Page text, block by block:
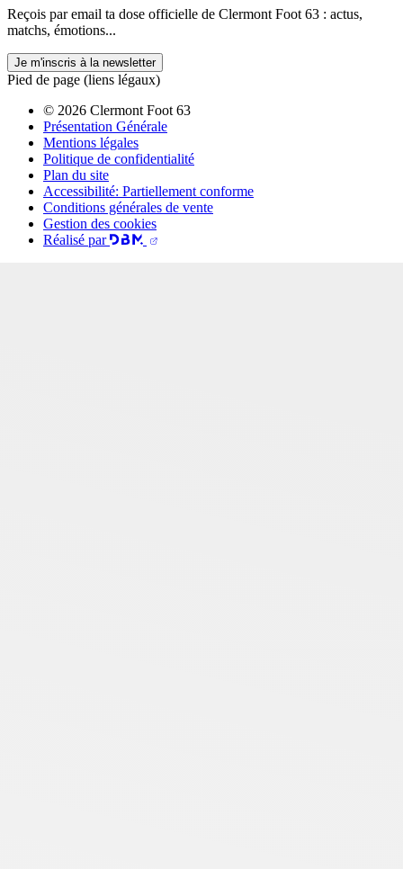
Reçois par email ta dose officielle de Clermont Foot 63 : actus,
matchs, émotions...
Je m'inscris à la newsletter
Pied de page (liens légaux)
© 2026 Clermont Foot 63
Présentation Générale
Mentions légales
Politique de confidentialité
Plan du site
Accessibilité: Partiellement conforme
Conditions générales de vente
Gestion des cookies
Réalisé par